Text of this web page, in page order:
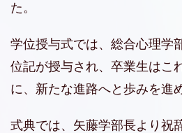
た。
学位授与式では、総合心理学
位記が授与され、卒業生はこ
に、新たな進路へと歩みを進
式典では、矢藤学部長より祝